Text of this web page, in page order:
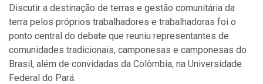
Discutir a destinação de terras e gestão comunitária da
terra pelos próprios trabalhadores e trabalhadoras foi o
ponto central do debate que reuniu representantes de
comunidades tradicionais, camponesas e camponesas do
Brasil, além de convidadas da Colômbia, na Universidade
Federal do Pará.